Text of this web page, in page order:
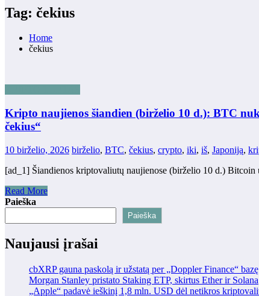
Tag: čekius
Home
čekius
Kripto naujienos šiandien (birželio 10 d.): BTC
čekius“
10 birželio, 2026 birželio, BTC, čekius, crypto, iki, iš, Japoniją,
[ad_1] Šiandienos kriptovaliutų naujienose (birželio 10 d.)
Read More
Paieška
Paieška
Naujausi įrašai
cbXRP gauna paskolą ir užstatą per „Doppler Finance“ bazę
Morgan Stanley pristato Staking ETP, skirtus Ether ir Solana
„Apple“ padavė ieškinį 1,8 mln. USD dėl netikros